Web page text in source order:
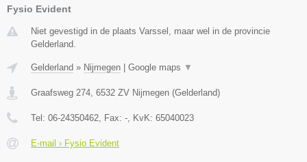
Fysio Evident
Niet gevestigd in de plaats Varssel, maar wel in de provincie
Gelderland.
Gelderland » Nijmegen | Google maps ▼
Graafsweg 274 6532 ZV Nijmegen (Gelderland)
Tel: 06-24350462 , Fax: - , KvK: 65040023
E-mail › Fysio Evident